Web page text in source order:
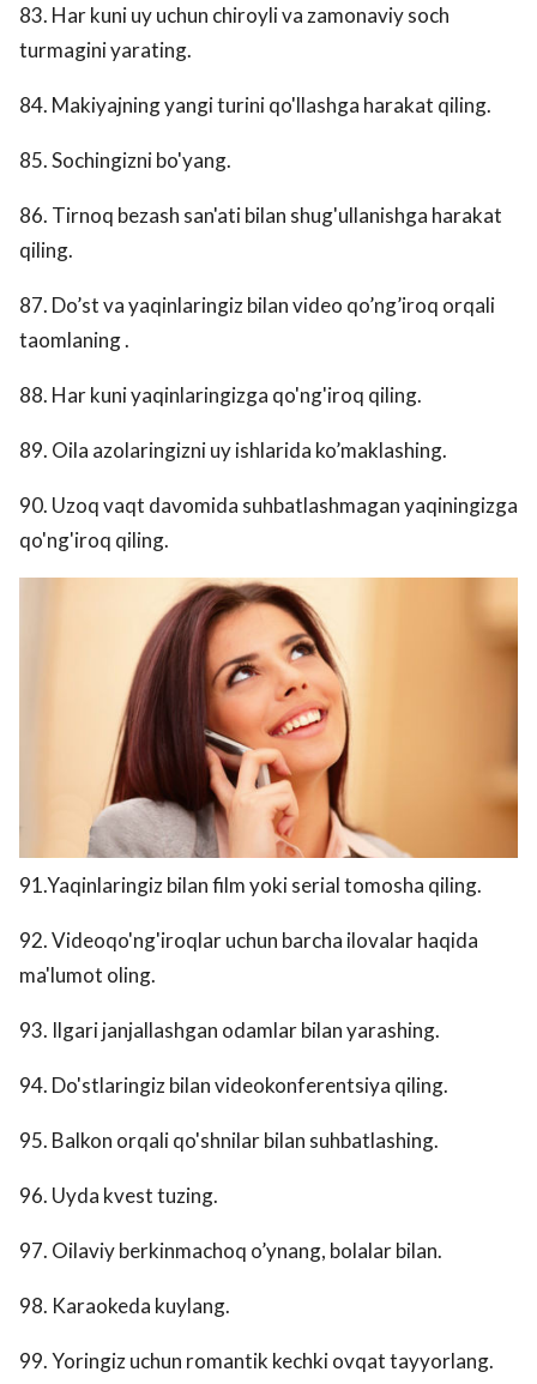
83. Har kuni uy uchun chiroyli va zamonaviy soch
turmagini yarating.
84. Makiyajning yangi turini qo'llashga harakat qiling.
85. Sochingizni bo'yang.
86. Tirnoq bezash san'ati bilan shug'ullanishga harakat
qiling.
87. Do’st va yaqinlaringiz bilan video qo’ng’iroq orqali
taomlaning .
88. Har kuni yaqinlaringizga qo'ng'iroq qiling.
89. Oila azolaringizni uy ishlarida ko’maklashing.
90. Uzoq vaqt davomida suhbatlashmagan yaqiningizga
qo'ng'iroq qiling.
91.Yaqinlaringiz bilan film yoki serial tomosha qiling.
92. Videoqo'ng'iroqlar uchun barcha ilovalar haqida
ma'lumot oling.
93. Ilgari janjallashgan odamlar bilan yarashing.
94. Do'stlaringiz bilan videokonferentsiya qiling.
95. Balkon orqali qo'shnilar bilan suhbatlashing.
96. Uyda kvest tuzing.
97. Oilaviy berkinmachoq o’ynang, bolalar bilan.
98. Karaokeda kuylang.
99. Yoringiz uchun romantik kechki ovqat tayyorlang.